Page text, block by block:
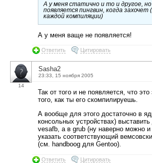
А у меня статично и то и другое, но
появляется пингвин, когда захочет
каждой компиляции)
А у меня ваще не появляется!
Ответить Цитировать
14
Sasha2
23:33, 15 ноября 2005
Так от того и не появляется, что это
того, как ты его скомпилируешь.
А вообще для этого достаточно в
консольных устройствах)
vesafb, а в grub (ну наверно можно и
указать соответствующий
(см. handboog для Gentoo).
Ответить Цитировать